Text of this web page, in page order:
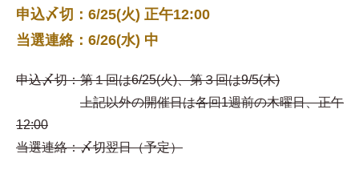
申込〆切：6/25(火) 正午12:00
当選連絡：6/26(水) 中
申込〆切：第１回は6/25(火)、第３回は9/5(木)
上記以外の開催日は各回1週前の木曜日、正午
12:00
当選連絡：〆切翌日（予定）